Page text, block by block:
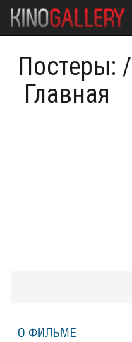
Постеры:
Главная
/
О ФИЛЬМЕ